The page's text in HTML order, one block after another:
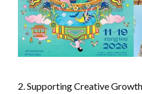
2. Supporting Creative